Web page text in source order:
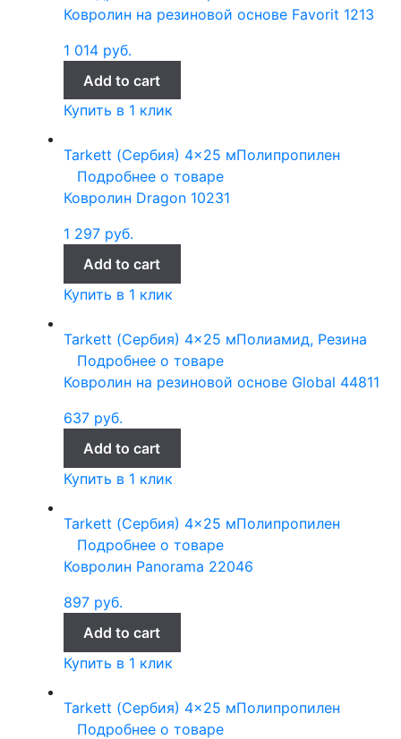
Ковролин на резиновой основе Favorit 1213
1 014 руб.
Add to cart
Купить в 1 клик
Tarkett (Сербия) 4x25 мПолипропилен
Подробнее о товаре
Ковролин Dragon 10231
1 297 руб.
Add to cart
Купить в 1 клик
Tarkett (Сербия) 4x25 мПолиамид, Резина
Подробнее о товаре
Ковролин на резиновой основе Global 44811
637 руб.
Add to cart
Купить в 1 клик
Tarkett (Сербия) 4x25 мПолипропилен
Подробнее о товаре
Ковролин Panorama 22046
897 руб.
Add to cart
Купить в 1 клик
Tarkett (Сербия) 4x25 мПолипропилен
Подробнее о товаре